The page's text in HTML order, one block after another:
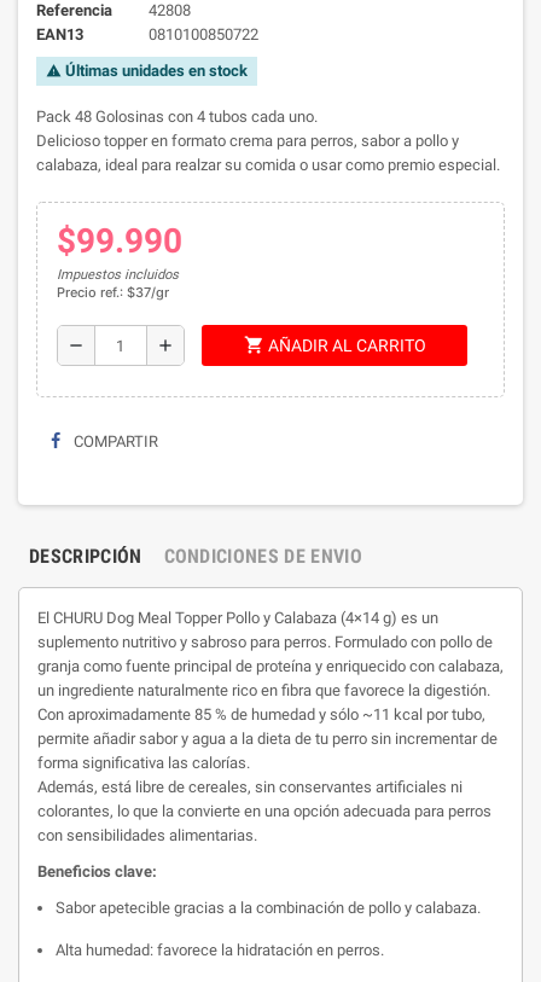
Referencia
42808
EAN13
0810100850722
warning Últimas unidades en stock
Pack 48 Golosinas con 4 tubos cada uno.
Delicioso topper en formato crema para perros, sabor a pollo y
calabaza, ideal para realzar su comida o usar como premio especial.
$99.990
Impuestos incluidos
Precio ref.: $37/gr
remove add shopping_cart AÑADIR AL CARRITO
COMPARTIR
DESCRIPCIÓN CONDICIONES DE ENVIO
El CHURU Dog Meal Topper Pollo y Calabaza (4×14 g) es un
suplemento nutritivo y sabroso para perros. Formulado con pollo de
granja como fuente principal de proteína y enriquecido con calabaza,
un ingrediente naturalmente rico en fibra que favorece la digestión.
Con aproximadamente 85 % de humedad y sólo ~11 kcal por tubo,
permite añadir sabor y agua a la dieta de tu perro sin incrementar de
forma significativa las calorías.
Además, está libre de cereales, sin conservantes artificiales ni
colorantes, lo que la convierte en una opción adecuada para perros
con sensibilidades alimentarias.
Beneficios clave:
Sabor apetecible gracias a la combinación de pollo y calabaza.
Alta humedad: favorece la hidratación en perros.